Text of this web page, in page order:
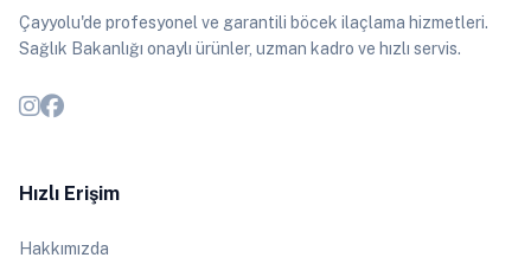
Çayyolu'de profesyonel ve garantili böcek ilaçlama hizmetleri.
Sağlık Bakanlığı onaylı ürünler, uzman kadro ve hızlı servis.
Hızlı Erişim
Hakkımızda